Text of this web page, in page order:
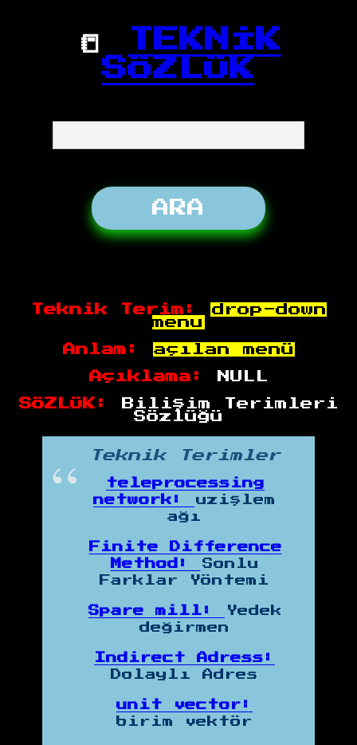
📒
TEKNİK
SÖZLÜK
Teknik Terim:
drop-down
menu
Anlam: açılan menü
Açıklama: NULL
SÖZLÜK:
Bilişim Terimleri
Sözlüğü
Teknik Terimler
teleprocessing
network:
uzişlem
ağı
Finite Difference
Method:
Sonlu
Farklar Yöntemi
Spare mill:
Yedek
değirmen
Indirect Adress:
Dolaylı Adres
unit vector:
birim vektör